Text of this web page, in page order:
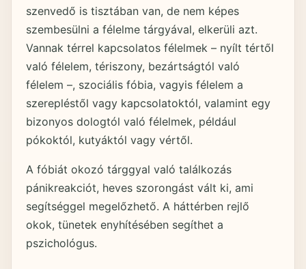
szenvedő is tisztában van, de nem képes
szembesülni a félelme tárgyával, elkerüli azt.
Vannak térrel kapcsolatos félelmek – nyílt tértől
való félelem, tériszony, bezártságtól való
félelem –, szociális fóbia, vagyis félelem a
szerepléstől vagy kapcsolatoktól, valamint egy
bizonyos dologtól való félelmek, például
pókoktól, kutyáktól vagy vértől.
A fóbiát okozó tárggyal való találkozás
pánikreakciót, heves szorongást vált ki, ami
segítséggel megelőzhető. A háttérben rejlő
okok, tünetek enyhítésében segíthet a
pszichológus.